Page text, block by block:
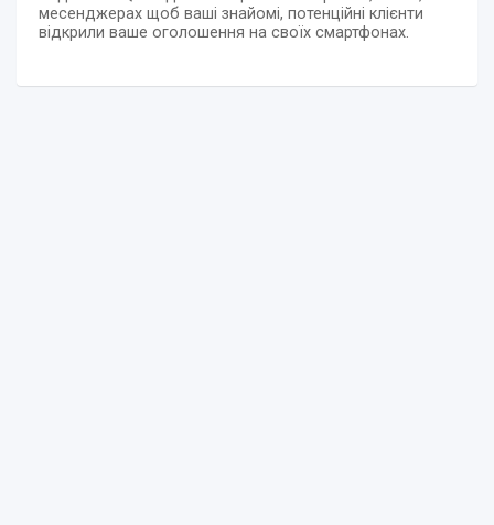
месенджерах щоб ваші знайомі, потенційні клієнти
відкрили ваше оголошення на своїх смартфонах.